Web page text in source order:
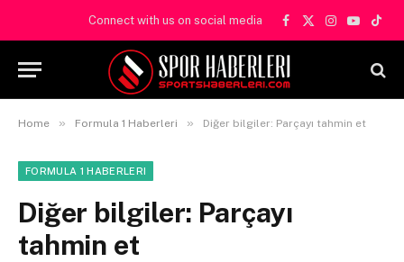
Connect with us on social media
Facebook
X
Instagram
YouTube
Home » Formula 1 Haberleri » Diğer bilgiler: Parçayı tahmin et
FORMULA 1 HABERLERI
Diğer bilgiler: Parçayı
tahmin et